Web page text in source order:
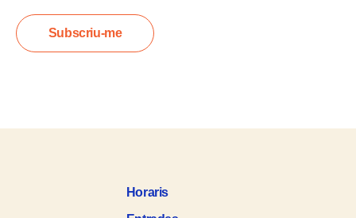
Horaris